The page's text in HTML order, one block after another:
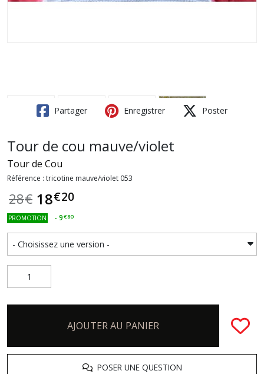
Partager Enregistrer Poster
Tour de cou mauve/violet
Tour de Cou
Référence : tricotine mauve/violet 053
28€ 18€20
PROMOTION - 9€80
AJOUTER AU PANIER
POSER UNE QUESTION